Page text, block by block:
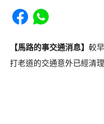
Share to Facebook
Share to WhatsApp
【馬路的事交通消息】 較
打老道的交通意外已經清理